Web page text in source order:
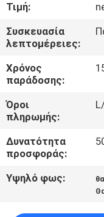
ΠΟΙΟΤΙΚΌΣ
ΈΛΕΓΧΟΣ
ΜΑΣ
ΕΛΆΤΕ
ΣΕ
ΕΠΑΦΉ
Τιμή:
Συσκευασία
λεπτομέρειες:
Χρόνος
παράδοσης:
Όροι
πληρωμής:
Δυνατότητα
προσφοράς:
Υψηλό φως: